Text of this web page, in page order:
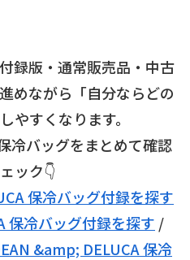
録版・通常販売品・中古
めながら「自分ならどの
やすくなります。
冷バッグをまとめて確認
ック👇
保冷バッグ付録を探す
保冷バッグ付録を探す /
&amp; DELUCA 保冷